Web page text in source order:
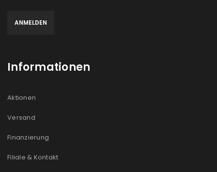
NEWSLETTER ABONNIEREN
Informationen
Aktionen
Versand
Finanzierung
Filiale & Kontakt